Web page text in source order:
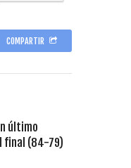
COMPARTIR
último
final (84-79)